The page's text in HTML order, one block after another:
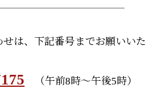
は、下記番号までお願いいた
（午前8時～午後5時）